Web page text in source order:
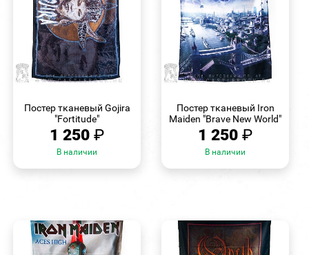
Постер тканевый Gojira
"Fortitude"
1 250 ₽
В наличии
Постер тканевый Iron
Maiden "Brave New World"
1 250 ₽
В наличии